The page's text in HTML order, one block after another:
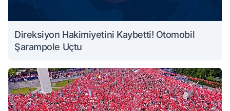
Direksiyon Hakimiyetini Kaybetti! Otomobil
Şarampole Uçtu